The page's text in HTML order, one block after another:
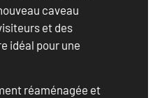
caveau
et des
idéal pour une
réaménagée et